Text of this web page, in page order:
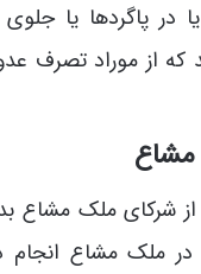
در پاگردها یا
از موراد تصرف
مشاع
شرکای ملک مشاع
در ملک مشاع